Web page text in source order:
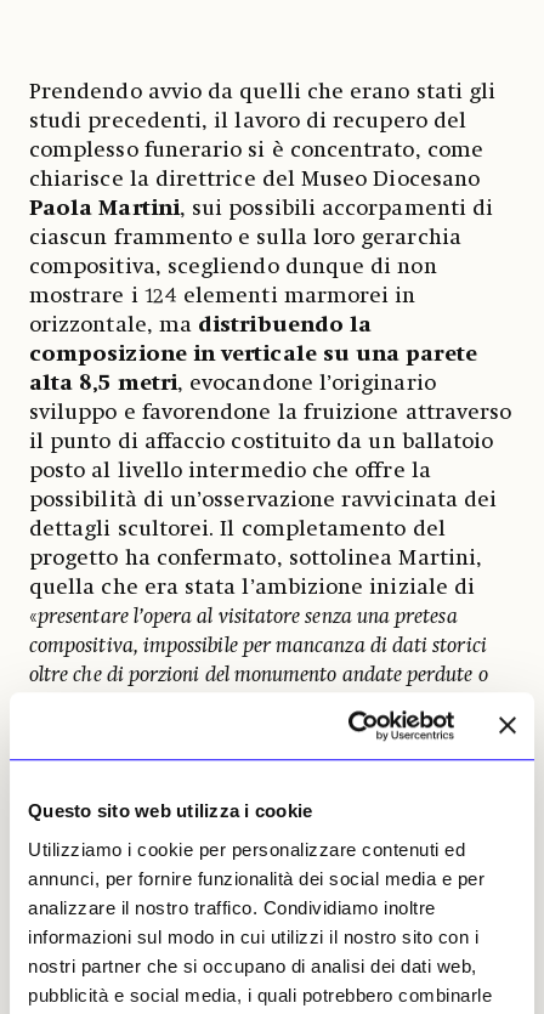
Questo sito web utilizza i cookie
Utilizziamo i cookie per personalizzare contenuti ed
annunci, per fornire funzionalità dei social media e per
analizzare il nostro traffico. Condividiamo inoltre
informazioni sul modo in cui utilizzi il nostro sito con i
nostri partner che si occupano di analisi dei dati web,
pubblicità e social media, i quali potrebbero combinarle
Prendendo avvio da quelli che erano stati gli
studi precedenti, il lavoro di recupero del
complesso funerario si è concentrato, come
chiarisce la direttrice del Museo Diocesano
Paola Martini, sui possibili accorpamenti di
ciascun frammento e sulla loro gerarchia
compositiva, scegliendo dunque di non
mostrare i 124 elementi marmorei in
orizzontale, ma distribuendo la
composizione in verticale su una parete
alta 8,5 metri, evocandone l’originario
sviluppo e favorendone la fruizione attraverso
il punto di affaccio costituito da un ballatoio
posto al livello intermedio che offre la
possibilità di un’osservazione ravvicinata dei
dettagli scultorei. Il completamento del
progetto ha confermato, sottolinea Martini,
quella che era stata l’ambizione iniziale di
«presentare l’opera al visitatore senza una pretesa
compositiva, impossibile per mancanza di dati storici
oltre che di porzioni del monumento andate perdute o
compiere ulteriori passi avanti rispetto ai tentativi
messi in atto nel passato».
Il progetto ha beneficiato del fattivo
contributo dellaSoprintendenza
Archeologia, Belle Arti e Paesaggio per la
città metropolitana di Genova e la
provincia di La Spezia, del Comune di
Genova, delMuseo di Sant’Agostinoe ha
inoltre visto il sostegno dellaFondazione